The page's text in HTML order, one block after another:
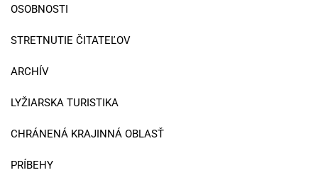
OSOBNOSTI
STRETNUTIE ČITATEĽOV
ARCHÍV
LYŽIARSKA TURISTIKA
CHRÁNENÁ KRAJINNÁ OBLASŤ
PRÍBEHY